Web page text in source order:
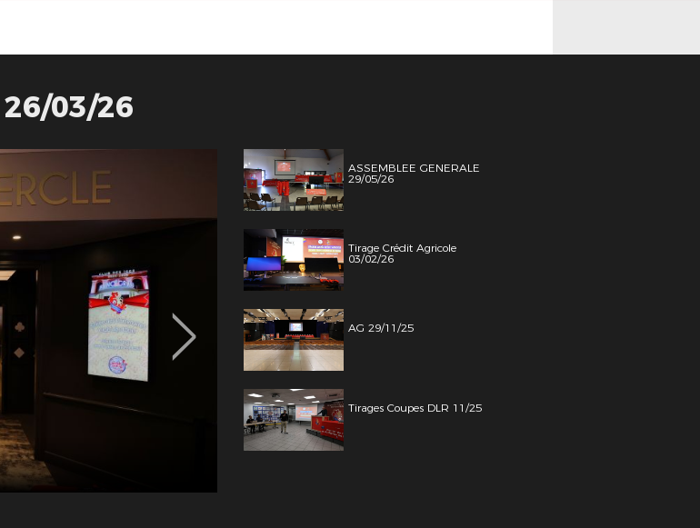
26/03/26
ASSEMBLEE GENERALE
29/05/26
Tirage Crédit Agricole
03/02/26
AG 29/11/25
Tirages Coupes DLR 11/25